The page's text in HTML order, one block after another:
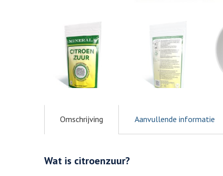
Omschrijving Aanvullende informatie
Wat is citroenzuur?